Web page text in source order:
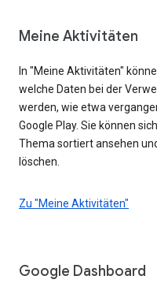
Meine Aktivitäten
In "Meine Aktivitäten"
welche Daten bei der
werden, wie etwa
Google Play. Sie können
Thema sortiert ansehen
löschen.
Zu "Meine Aktivitäten"
Google Dashboard